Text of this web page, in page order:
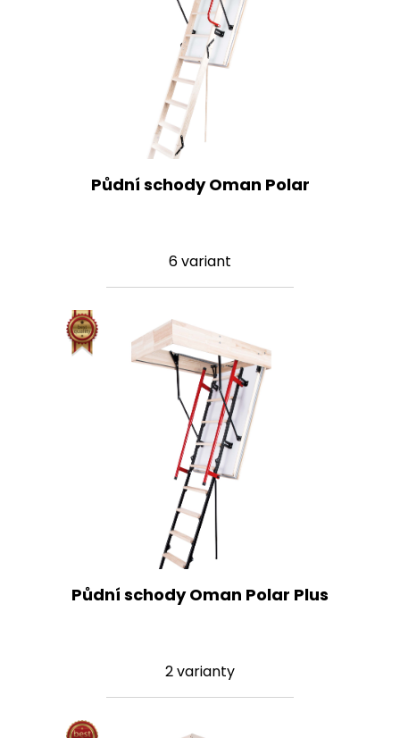
Půdní schody Oman Polar
6 variant
Půdní schody Oman Polar Plus
2 varianty